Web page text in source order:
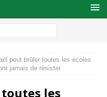
peut brûler toutes les écoles
jamais de résister
les